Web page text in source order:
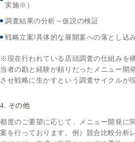
実施※）
調査結果の分析～仮説の検証
戦略立案/具体的な展開案への落とし込
※現在行われている店頭調査の仕組みを
当者の勘と経験が頼りだったメニュー開
させ戦略に生かすという調査サイクルが
4. その他
都度のご要望に応じて、メニュー開発に
案を行っております。例）競合比較分析